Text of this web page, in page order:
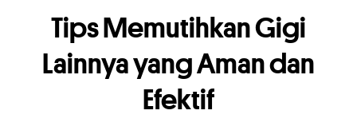
Tips Memutihkan Gigi
Lainnya yang Aman dan
Efektif